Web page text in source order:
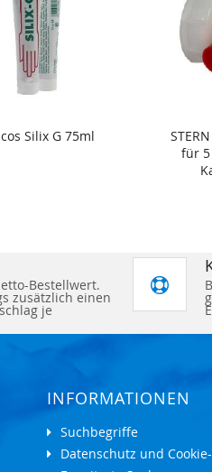
Silix G 75ml
für
Bestellwert.
zusätzlich einen
je
INFORMATIONEN
Suchbegriffe
Datenschutz und